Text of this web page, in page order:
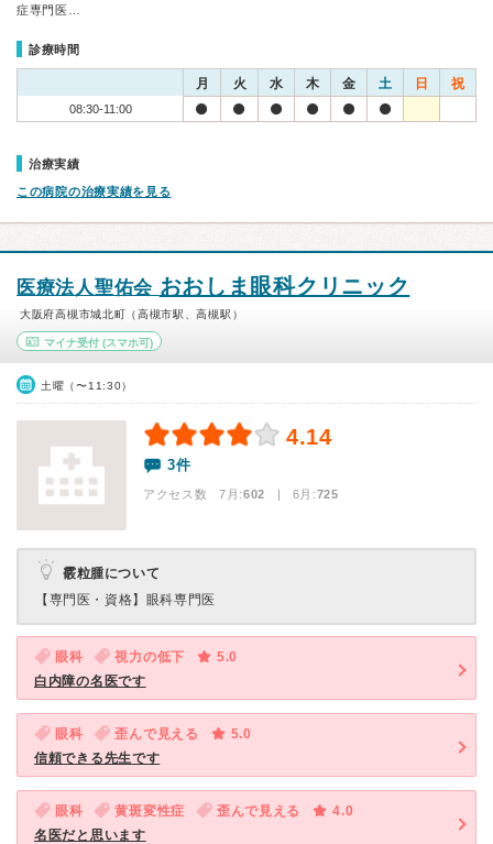
症専門医…
診療時間
月 火 水 木 金 土 日 祝
08:30-11:00
治療実績
この病院の治療実績を見る
医療法人聖佑会 おおしま眼科クリニック
大阪府高槻市城北町（高槻市駅、高槻駅）
マイナ受付 (スマホ可)
土曜（〜11:30）
4.14
3件
アクセス数 7月:602 | 6月:725
霰粒腫について
【専門医・資格】 眼科専門医
眼科 視力の低下
5.0
白内障の名医です
眼科 歪んで見える
5.0
信頼できる先生です
眼科 黄斑変性症 歪んで見える
4.0
名医だと思います